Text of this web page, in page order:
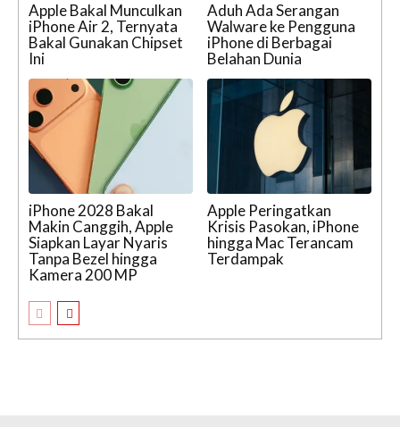
Apple Bakal Munculkan
iPhone Air 2, Ternyata
Bakal Gunakan Chipset
Ini
Aduh Ada Serangan
Walware ke Pengguna
iPhone di Berbagai
Belahan Dunia
iPhone 2028 Bakal
Makin Canggih, Apple
Siapkan Layar Nyaris
Tanpa Bezel hingga
Kamera 200 MP
Apple Peringatkan
Krisis Pasokan, iPhone
hingga Mac Terancam
Terdampak